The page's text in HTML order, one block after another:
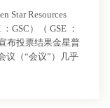
Star Resources
GSC）（ GSE ：
布投票结果金星普
议（“会议”）几乎